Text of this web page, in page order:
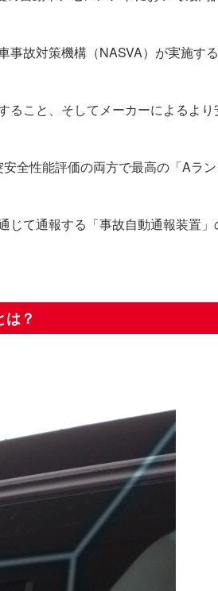
事故対策機構（NASVA）が実施す
ること、そしてメーカーによるよ
全性能評価の両方で最高の「Aラ
じて通報する「事故自動通報装置
？